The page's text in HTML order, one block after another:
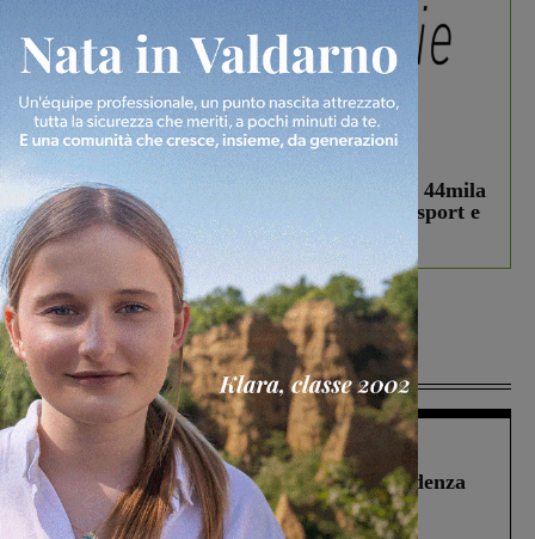
In vetrina 3 Agosto 2026
Estra Notizie agosto: Smart Cities, oltre 44mila
studenti coinvolti, torna il bando per lo sport e
debutta il podcast Estrair
Più lette
Figline Incisa Valdarno 1 Agosto 2026
Piscina di Figline finanziata oltre la scadenza
Pnrr, il gruppo di Fratelli d’Italia: “Un
ringraziamento al Governo”